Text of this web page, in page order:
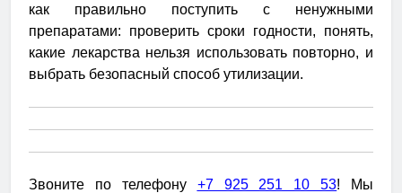
как правильно поступить с ненужными
препаратами: проверить сроки годности, понять,
какие лекарства нельзя использовать повторно, и
выбрать безопасный способ утилизации.
Звоните по телефону +7 925 251 10 53! Мы